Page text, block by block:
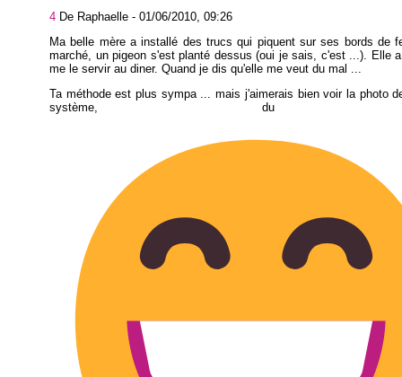
4 De Raphaelle - 01/06/2010, 09:26
Ma belle mère a installé des trucs qui piquent sur ses bords de
marché, un pigeon s'est planté dessus (oui je sais, c'est ...). Elle
me le servir au diner. Quand je dis qu'elle me veut du mal ...
Ta méthode est plus sympa ... mais j'aimerais bien voir la photo
système, du